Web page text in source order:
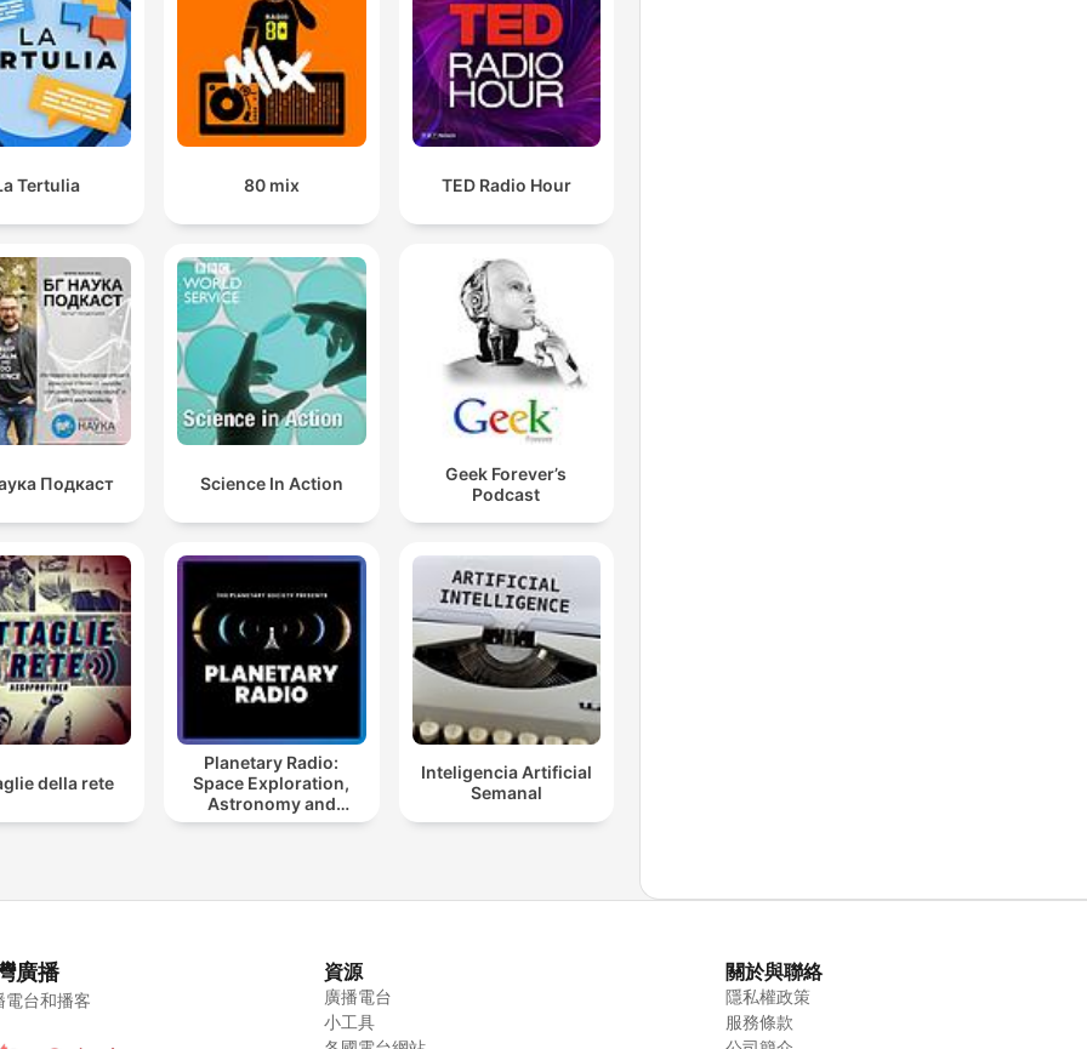
Tertulia 80 mix TED Radio Hour
Подкаст Science In Action
Geek Forever’s
Podcast
della rete
Planetary Radio:
Space Exploration,
Astronomy and
Science
Inteligencia Artificial
Semanal
廣播
電台和播客
資源
廣播電台
小工具
關於與聯絡
隱私權政策
服務條款